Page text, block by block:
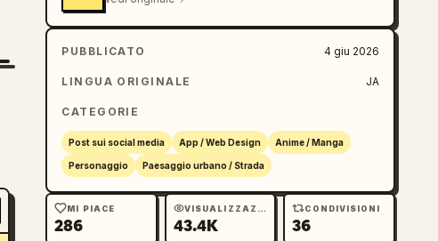
PUBBLICATO 4 giu 2026
LINGUA ORIGINALE JA
CATEGORIE
Post sui social media App / Web Design Anime / Manga
Personaggio Paesaggio urbano / Strada
MI PIACE
286
VISUALIZZAZIONI
43.4K
CONDIVISIONI
36